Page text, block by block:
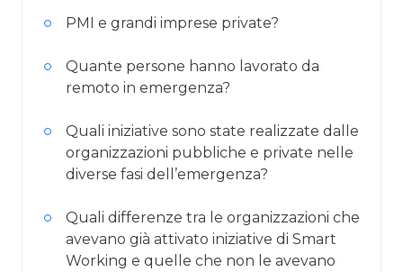
PMI e grandi imprese private?
Quante persone hanno lavorato da
remoto in emergenza?
Quali iniziative sono state realizzate dalle
organizzazioni pubbliche e private nelle
diverse fasi dell’emergenza?
Quali differenze tra le organizzazioni che
avevano già attivato iniziative di Smart
Working e quelle che non le avevano